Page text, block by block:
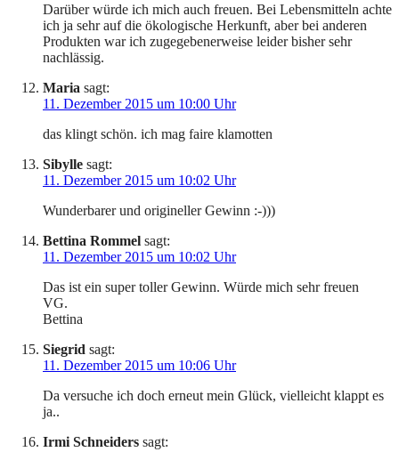
Darüber würde ich mich auch freuen. Bei Lebensmitteln achte
ich ja sehr auf die ökologische Herkunft, aber bei anderen
Produkten war ich zugegebenerweise leider bisher sehr
nachlässig.
Maria sagt:
11. Dezember 2015 um 10:00 Uhr
das klingt schön. ich mag faire klamotten
Sibylle sagt:
11. Dezember 2015 um 10:02 Uhr
Wunderbarer und origineller Gewinn :-)))
Bettina Rommel sagt:
11. Dezember 2015 um 10:02 Uhr
Das ist ein super toller Gewinn. Würde mich sehr freuen
VG.
Bettina
Siegrid sagt:
11. Dezember 2015 um 10:06 Uhr
Da versuche ich doch erneut mein Glück, vielleicht klappt es
ja..
Irmi Schneiders sagt: